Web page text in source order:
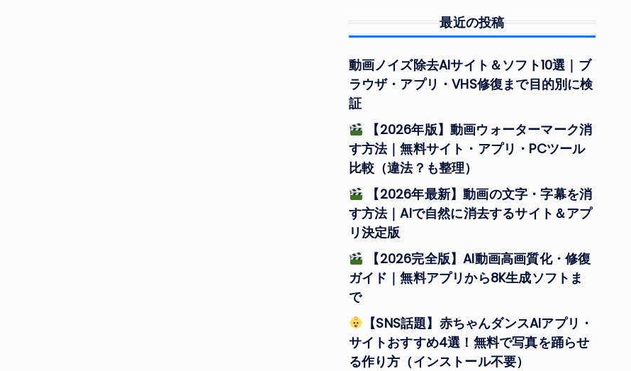
最近の投稿
動画ノイズ除去AIサイト＆ソフト10選｜ブ
ラウザ・アプリ・VHS修復まで目的別に検
証
【2026年版】動画ウォーターマーク消
す方法｜無料サイト・アプリ・PCツール
比較（違法？も整理）
【2026年最新】動画の文字・字幕を消
す方法｜AIで自然に消去するサイト＆アプ
リ決定版
【2026完全版】AI動画高画質化・修復
ガイド｜無料アプリから8K生成ソフトま
で
【SNS話題】赤ちゃんダンスAIアプリ・
サイトおすすめ4選！無料で写真を踊らせ
る作り方（インストール不要）